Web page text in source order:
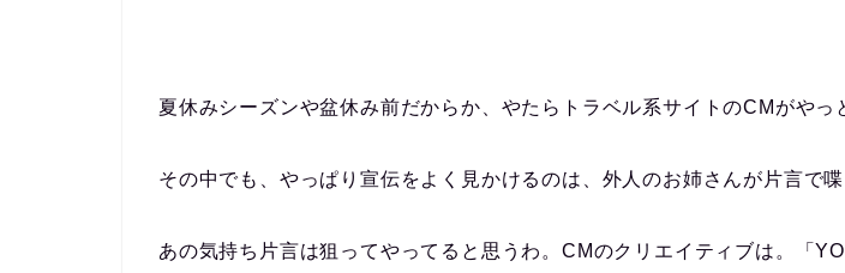
夏休みシーズンや盆休み前だからか、やたらトラベル系サイトのCMがやっ
その中でも、やっぱり宣伝をよく見かけるのは、外人のお姉さんが片言で喋
あの気持ち片言は狙ってやってると思うわ。CMのクリエイティブは。「